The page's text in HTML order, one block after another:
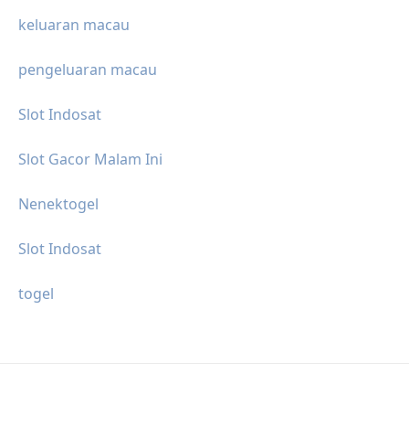
keluaran macau
pengeluaran macau
Slot Indosat
Slot Gacor Malam Ini
Nenektogel
Slot Indosat
togel